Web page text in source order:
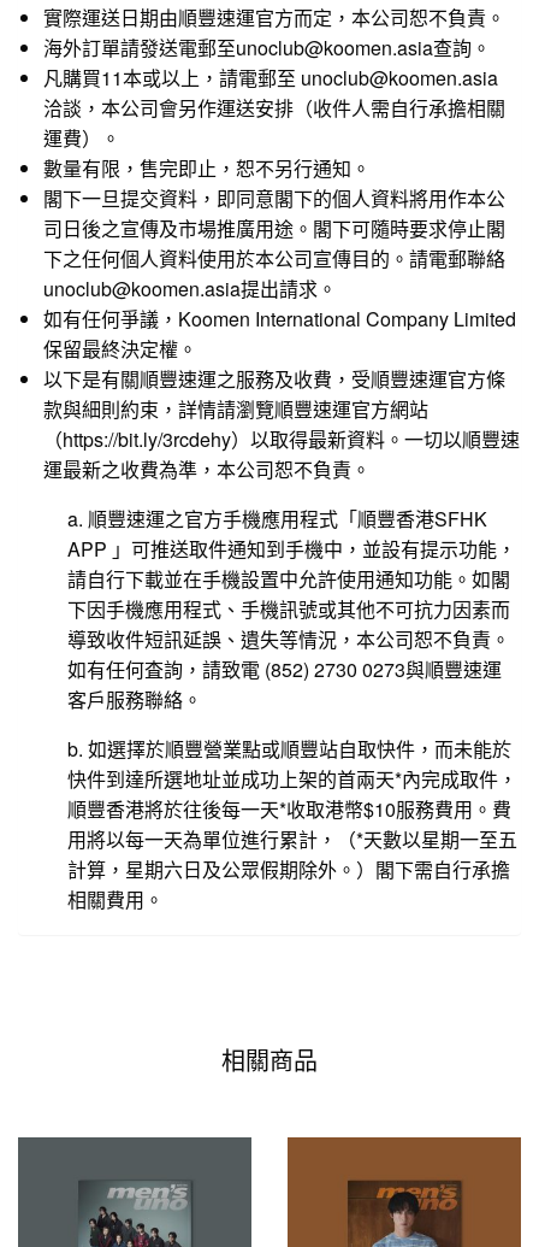
實際運送日期由順豐速運官方而定，本公司恕不負責。
海外訂單請發送電郵至unoclub@koomen.asia查詢。
凡購買11本或以上，請電郵至 unoclub@koomen.asia
洽談，本公司會另作運送安排（收件人需自行承擔相關
運費）。
數量有限，售完即止，恕不另行通知。
閣下一旦提交資料，即同意閣下的個人資料將用作本公
司日後之宣傳及市場推廣用途。閣下可隨時要求停止閣
下之任何個人資料使用於本公司宣傳目的。請電郵聯絡
unoclub@koomen.asia提出請求。
如有任何爭議，Koomen International Company Limited
保留最終決定權。
以下是有關順豐速運之服務及收費，受順豐速運官方條
款與細則約束，詳情請瀏覽順豐速運官方網站
（https://bit.ly/3rcdehy）以取得最新資料。一切以順豐速
運最新之收費為準，本公司恕不負責。
a. 順豐速運之官方手機應用程式「順豐香港SFHK
APP 」可推送取件通知到手機中，並設有提示功能，
請自行下載並在手機設置中允許使用通知功能。如閣
下因手機應用程式、手機訊號或其他不可抗力因素而
導致收件短訊延誤、遺失等情況，本公司恕不負責。
如有任何査詢，請致電 (852) 2730 0273與順豐速運
客戶服務聯絡。
b. 如選擇於順豐營業點或順豐站自取快件，而未能於
快件到達所選地址並成功上架的首兩天*內完成取件，
順豐香港將於往後每一天*收取港幣$10服務費用。費
用將以每一天為單位進行累計，（*天數以星期一至五
計算，星期六日及公眾假期除外。）閣下需自行承擔
相關費用。
相關商品